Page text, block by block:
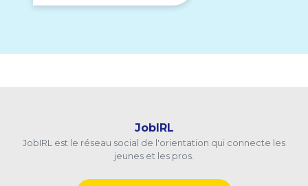
JobIRL
JobIRL est le réseau social de l'orientation qui connecte les
jeunes et les pros.